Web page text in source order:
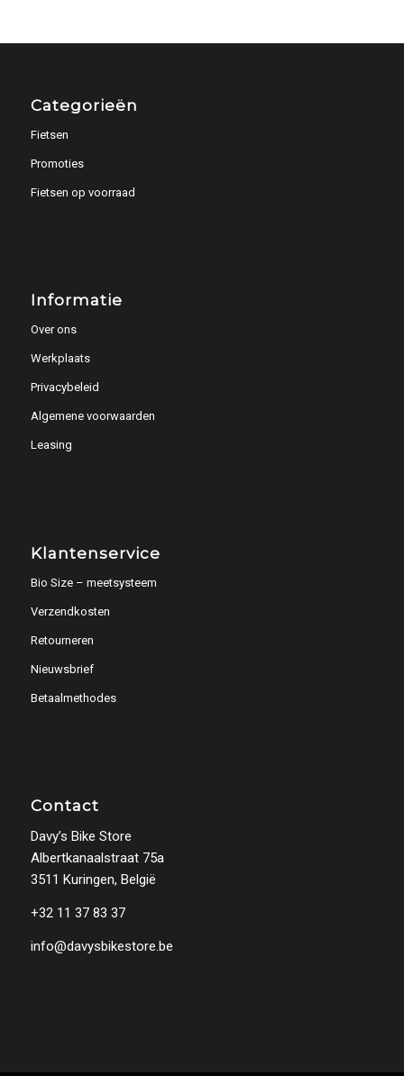
Categorieën
Fietsen
Promoties
Fietsen op voorraad
Informatie
Over ons
Werkplaats
Privacybeleid
Algemene voorwaarden
Leasing
Klantenservice
Bio Size – meetsysteem
Verzendkosten
Retourneren
Nieuwsbrief
Betaalmethodes
Contact
Davy’s Bike Store
Albertkanaalstraat 75a
3511 Kuringen, België
+32 11 37 83 37
info@davysbikestore.be